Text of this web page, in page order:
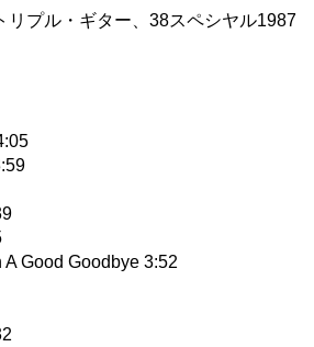
リプル・ギター、38スペシヤル1987
Good Goodbye 3:52